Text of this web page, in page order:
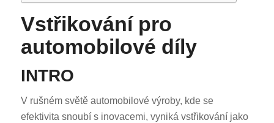
Vstřikování pro
automobilové díly
INTRO
V rušném světě automobilové výroby, kde se
efektivita snoubí s inovacemi, vyniká vstřikování jako